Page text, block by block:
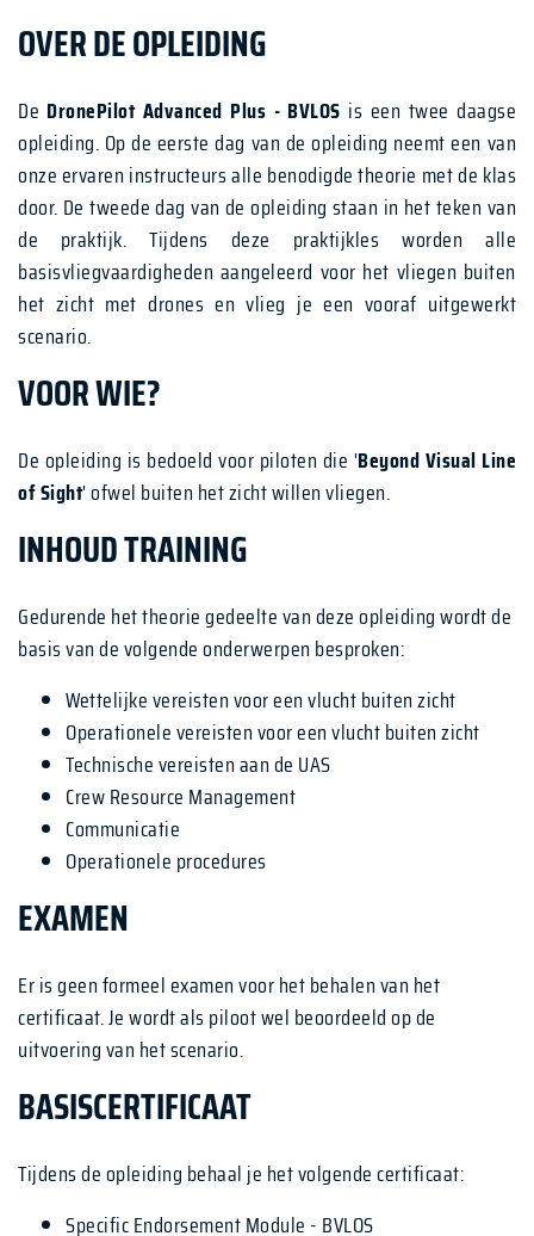
OVER DE OPLEIDING
De DronePilot Advanced Plus - BVLOS is een twee daagse
opleiding. Op de eerste dag van de opleiding neemt een van
onze ervaren instructeurs alle benodigde theorie met de klas
door. De tweede dag van de opleiding staan in het teken van
de praktijk. Tijdens deze praktijkles worden alle
basisvliegvaardigheden aangeleerd voor het vliegen buiten
het zicht met drones en vlieg je een vooraf uitgewerkt
scenario.
VOOR WIE?
De opleiding is bedoeld voor piloten die 'Beyond Visual Line
of Sight' ofwel buiten het zicht willen vliegen.
INHOUD TRAINING
Gedurende het theorie gedeelte van deze opleiding wordt de
basis van de volgende onderwerpen besproken:
Wettelijke vereisten voor een vlucht buiten zicht
Operationele vereisten voor een vlucht buiten zicht
Technische vereisten aan de UAS
Crew Resource Management
Communicatie
Operationele procedures
EXAMEN
Er is geen formeel examen voor het behalen van het
certificaat. Je wordt als piloot wel beoordeeld op de
uitvoering van het scenario.
BASISCERTIFICAAT
Tijdens de opleiding behaal je het volgende certificaat:
Specific Endorsement Module - BVLOS